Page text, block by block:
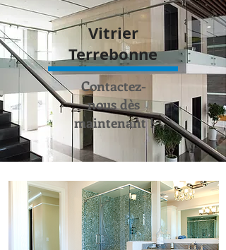
Vitrier
Terrebonne
Contactez-
nous dès
maintenant !